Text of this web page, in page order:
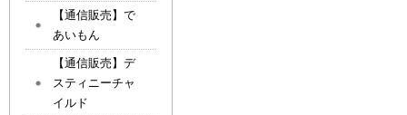
【通信販売】で
あいもん
【通信販売】デ
スティニーチャ
イルド